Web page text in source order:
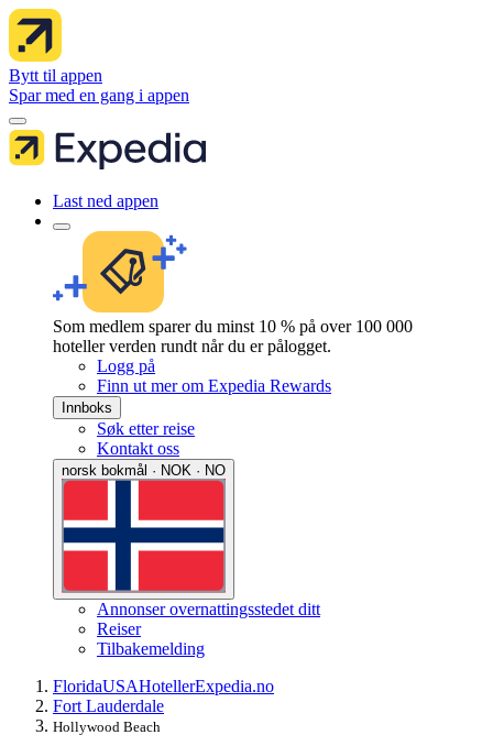
Bytt til appen
Spar med en gang i appen
Last ned appen
Som medlem sparer du minst 10 % på over 100 000
hoteller verden rundt når du er pålogget.
Logg på
Finn ut mer om Expedia Rewards
Innboks
Søk etter reise
Kontakt oss
norsk bokmål · NOK · NO
Annonser overnattingsstedet ditt
Reiser
Tilbakemelding
FloridaUSAHotellerExpedia.no
Fort Lauderdale
Hollywood Beach